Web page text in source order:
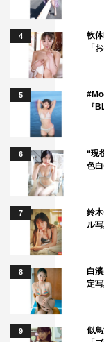
4
軟
「
5
『
6
“現
色
7
鈴
ル
8
白
定
9
似